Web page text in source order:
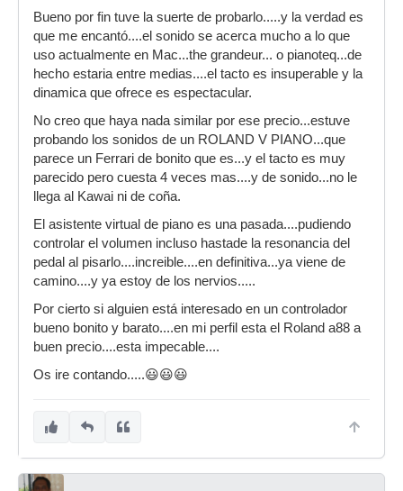
Bueno por fin tuve la suerte de probarlo.....y la verdad es
que me encantó....el sonido se acerca mucho a lo que
uso actualmente en Mac...the grandeur... o pianoteq...de
hecho estaria entre medias....el tacto es insuperable y la
dinamica que ofrece es espectacular.
No creo que haya nada similar por ese precio...estuve
probando los sonidos de un ROLAND V PIANO...que
parece un Ferrari de bonito que es...y el tacto es muy
parecido pero cuesta 4 veces mas....y de sonido...no le
llega al Kawai ni de coña.
El asistente virtual de piano es una pasada....pudiendo
controlar el volumen incluso hastade la resonancia del
pedal al pisarlo....increible....en definitiva...ya viene de
camino....y ya estoy de los nervios.....
Por cierto si alguien está interesado en un controlador
bueno bonito y barato....en mi perfil esta el Roland a88 a
buen precio....esta impecable....
Os ire contando.....😃😃😃